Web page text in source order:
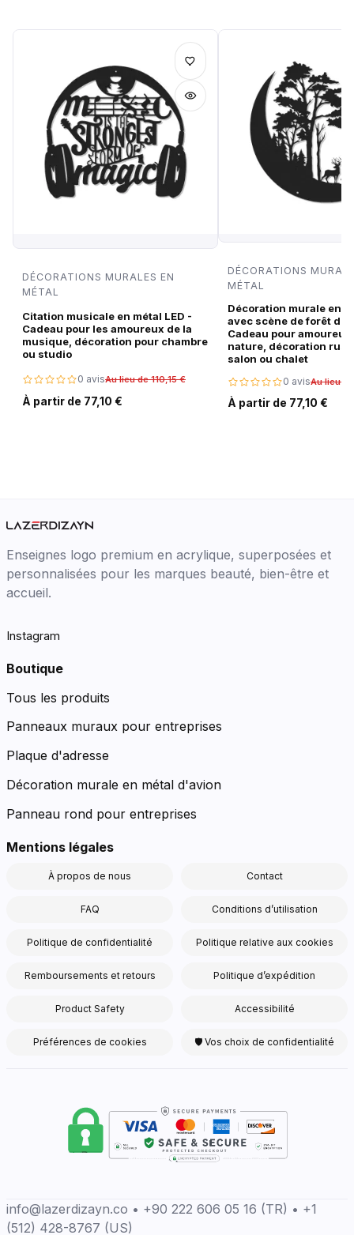
DÉCORATIONS MURALES EN
MÉTAL
Citation musicale en métal LED -
Cadeau pour les amoureux de la
musique, décoration pour chambre
ou studio
0 avisAu lieu de 110,15 €
À partir de 77,10 €
DÉCORATIONS
MÉTAL
Décoration murale en
avec scène de forêt de
Cadeau pour amoureux
nature, décoration
salon ou chalet
0 avisAu lieu
À partir de 77,10 €
Enseignes logo premium en acrylique, superposées et
personnalisées pour les marques beauté, bien-être et
accueil.
Instagram
Boutique
Tous les produits
Panneaux muraux pour entreprises
Plaque d'adresse
Décoration murale en métal d'avion
Panneau rond pour entreprises
Mentions légales
À propos de nous Contact
FAQ Conditions d’utilisation
Politique de confidentialité Politique relative aux cookies
Remboursements et retours Politique d’expédition
Product Safety Accessibilité
Préférences de cookies 🛡 Vos choix de confidentialité
info@lazerdizayn.co • +90 222 606 05 16 (TR) • +1
(512) 428-8767 (US)